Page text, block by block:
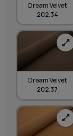
Dream Velvet
202.34
Dream Velvet
202.37